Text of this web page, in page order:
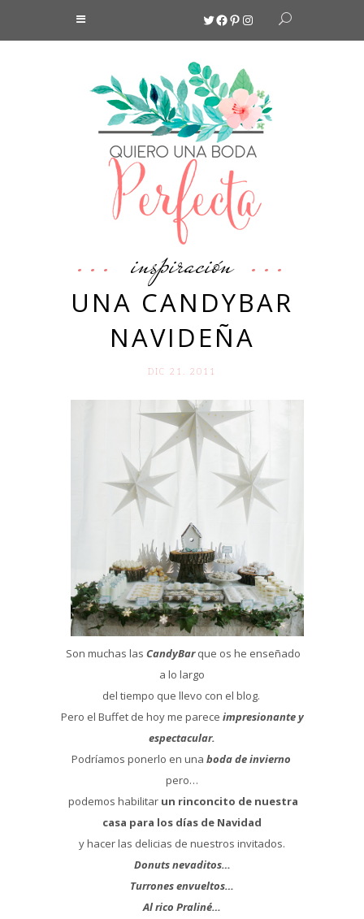
Twitter
Facebook
Pinterest
Instagram
inspiración
UNA CANDYBAR
NAVIDEÑA
DIC 21. 2011
Son muchas las CandyBarque os he enseñado
a lo largo
del tiempo que llevo con el blog.
Pero el Buffet de hoy me parece impresionante y
espectacular.
Podríamos ponerlo en una boda de invierno
pero…
podemos habilitar un rinconcito de nuestra
casa para los días de Navidad
y hacer las delicias de nuestros invitados.
Donuts nevaditos…
Turrones envueltos…
Al rico Praliné…